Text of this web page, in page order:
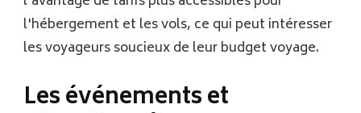
l'hébergement et les vols, ce qui peut intéresser
les voyageurs soucieux de leur budget voyage.
Les événements et